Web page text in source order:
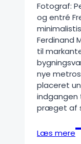
Fotograf:
og entré
Ferdinand
til
nye
placeret
indgangen
præget af
Læs mere